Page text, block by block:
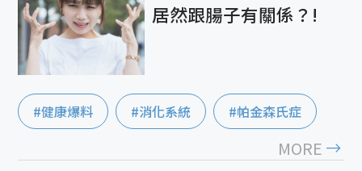
居然跟腸子有關係？!
#健康爆料 #消化系統 #帕金森氏症
MORE